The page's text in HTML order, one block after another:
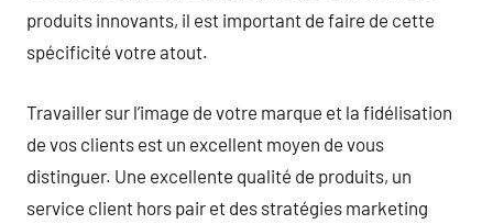
produits innovants, il est important de faire de cette
spécificité votre atout.
Travailler sur l’image de votre marque et la fidélisation
de vos clients est un excellent moyen de vous
distinguer. Une excellente qualité de produits, un
service client hors pair et des stratégies marketing